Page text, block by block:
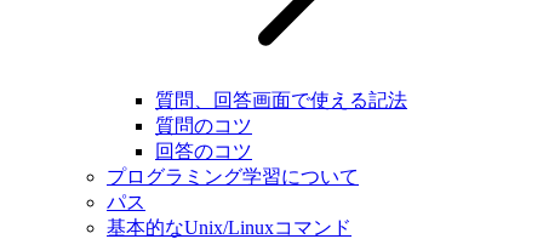
質問、回答画面で使える記法
質問のコツ
回答のコツ
プログラミング学習について
パス
基本的なUnix/Linuxコマンド